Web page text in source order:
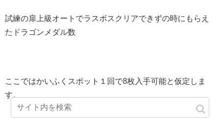
試練の扉上級オートでラスボスクリアできずの時にもらえ
たドラゴンメダル数
ここではかいふくスポット１回で8枚入手可能と仮定しま
す。